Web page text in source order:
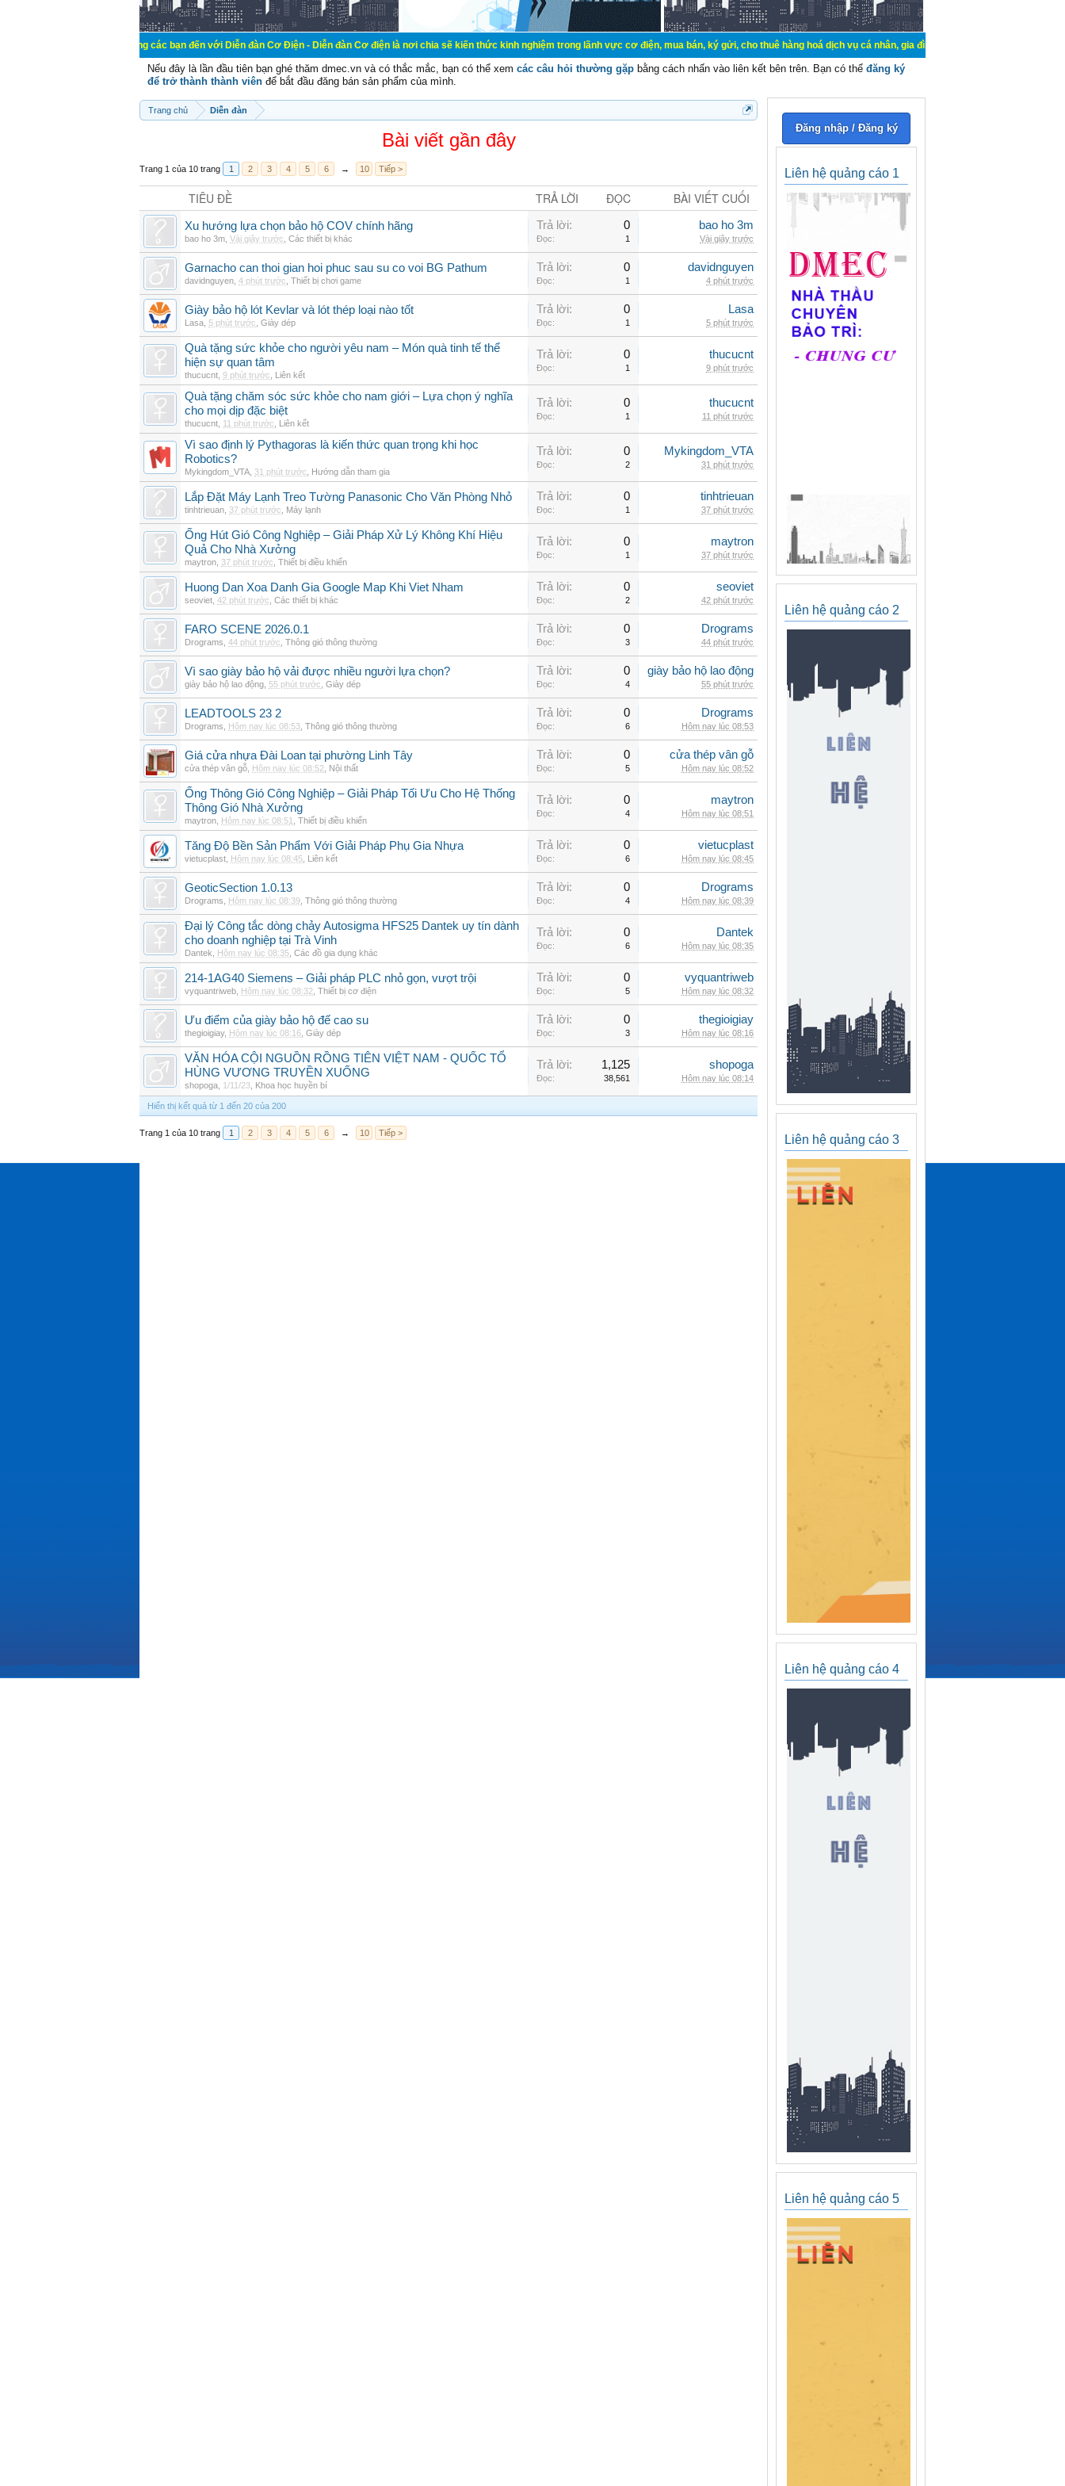
Chào mừng các bạn đến với Diễn đàn Cơ Điện - Diễn đàn Cơ điện là nơi chia sẽ kiến thức kinh nghiệm trong lãnh vực cơ điện, mua bán, ký gửi, cho thuê hàng hoá dịch vụ cá nhân, gia đình. Mua bán, ký gửi, cho thuê thiết bị
Nếu đây là lần đầu tiên bạn ghé thăm dmec.vn và có thắc mắc, bạn có thể xem các câu hỏi thường gặp bằng cách nhấn vào liên kết bên trên. Bạn có thể đăng ký
để trở thành thành viên để bắt đầu đăng bán sản phẩm của mình.
Trang chủ Diễn đàn
Bài viết gần đây
Trang 1 của 10 trang 1 2 3 4 5 6 → 10 Tiếp >
TIÊU ĐỀ TRẢ LỜI ĐỌC BÀI VIẾT CUỐI
Xu hướng lựa chọn bảo hộ COV chính hãng
bao ho 3m Vài giây trước Các thiết bị khác
Trả lời: 0
Đọc: 1
bao ho 3m
Vài giây trước
Garnacho can thoi gian hoi phuc sau su co voi BG Pathum
davidnguyen 4 phút trước Thiết bị chơi game
Trả lời: 0
Đọc: 1
davidnguyen
4 phút trước
Giày bảo hộ lót Kevlar và lót thép loại nào tốt
Lasa 5 phút trước Giày dép
Trả lời: 0
Đọc: 1
Lasa
5 phút trước
Quà tặng sức khỏe cho người yêu nam – Món quà tinh tế thể
hiện sự quan tâm
thucucnt 9 phút trước Liên kết
Trả lời: 0
Đọc: 1
thucucnt
9 phút trước
Quà tặng chăm sóc sức khỏe cho nam giới – Lựa chọn ý nghĩa
cho mọi dịp đặc biệt
thucucnt 11 phút trước Liên kết
Trả lời: 0
Đọc: 1
thucucnt
11 phút trước
Vì sao định lý Pythagoras là kiến thức quan trọng khi học
Robotics?
Mykingdom_VTA 31 phút trước Hướng dẫn tham gia
Trả lời: 0
Đọc: 2
Mykingdom_VTA
31 phút trước
Lắp Đặt Máy Lạnh Treo Tường Panasonic Cho Văn Phòng Nhỏ
tinhtrieuan 37 phút trước Máy lạnh
Trả lời: 0
Đọc: 1
tinhtrieuan
37 phút trước
Ống Hút Gió Công Nghiệp – Giải Pháp Xử Lý Không Khí Hiệu
Quả Cho Nhà Xưởng
maytron 37 phút trước Thiết bị điều khiển
Trả lời: 0
Đọc: 1
maytron
37 phút trước
Huong Dan Xoa Danh Gia Google Map Khi Viet Nham
seoviet 42 phút trước Các thiết bị khác
Trả lời: 0
Đọc: 2
seoviet
42 phút trước
FARO SCENE 2026.0.1
Drograms 44 phút trước Thông gió thông thường
Trả lời: 0
Đọc: 3
Drograms
44 phút trước
Vì sao giày bảo hộ vải được nhiều người lựa chọn?
giày bảo hộ lao động 55 phút trước Giày dép
Trả lời: 0
Đọc: 4
giày bảo hộ lao động
55 phút trước
LEADTOOLS 23 2
Drograms Hôm nay lúc 08:53 Thông gió thông thường
Trả lời: 0
Đọc: 6
Drograms
Hôm nay lúc 08:53
Giá cửa nhựa Đài Loan tại phường Linh Tây
cửa thép vân gỗ Hôm nay lúc 08:52 Nội thất
Trả lời: 0
Đọc: 5
cửa thép vân gỗ
Hôm nay lúc 08:52
Ống Thông Gió Công Nghiệp – Giải Pháp Tối Ưu Cho Hệ Thống
Thông Gió Nhà Xưởng
maytron Hôm nay lúc 08:51 Thiết bị điều khiển
Trả lời: 0
Đọc: 4
maytron
Hôm nay lúc 08:51
Tăng Độ Bền Sản Phẩm Với Giải Pháp Phụ Gia Nhựa
vietucplast Hôm nay lúc 08:45 Liên kết
Trả lời: 0
Đọc: 6
vietucplast
Hôm nay lúc 08:45
GeoticSection 1.0.13
Drograms Hôm nay lúc 08:39 Thông gió thông thường
Trả lời: 0
Đọc: 4
Drograms
Hôm nay lúc 08:39
Đại lý Công tắc dòng chảy Autosigma HFS25 Dantek uy tín dành
cho doanh nghiệp tại Trà Vinh
Dantek Hôm nay lúc 08:35 Các đồ gia dụng khác
Trả lời: 0
Đọc: 6
Dantek
Hôm nay lúc 08:35
214-1AG40 Siemens – Giải pháp PLC nhỏ gọn, vượt trội
vyquantriweb Hôm nay lúc 08:32 Thiết bị cơ điện
Trả lời: 0
Đọc: 5
vyquantriweb
Hôm nay lúc 08:32
Ưu điểm của giày bảo hộ đế cao su
thegioigiay, Hôm nay lúc 08:16 Giày dép
Trả lời: 0
Đọc: 3
thegioigiay
Hôm nay lúc 08:16
VĂN HÓA CỘI NGUỒN RỒNG TIÊN VIỆT NAM - QUỐC TỔ
HÙNG VƯƠNG TRUYỀN XUỐNG
shopoga 1/11/23 Khoa học huyền bí
Trả lời: 1,125
Đọc: 38,561
shopoga
Hôm nay lúc 08:14
Hiển thị kết quả từ 1 đến 20 của 200
Trang 1 của 10 trang 1 2 3 4 5 6 → 10 Tiếp >
Đăng nhập / Đăng ký
Liên hệ quảng cáo 1
Liên hệ quảng cáo 2
Liên hệ quảng cáo 3
Liên hệ quảng cáo 4
Liên hệ quảng cáo 5